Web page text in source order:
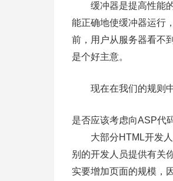
缓冲器是提高性能的
能正确地使缓冲器运行
前，用户从服务器看不
是个好主意。
现在在我们的规则中
是否应该考虑向ASP代
大部分HTML开发人
别的开发人员提供有关
实要增加页面的规模，